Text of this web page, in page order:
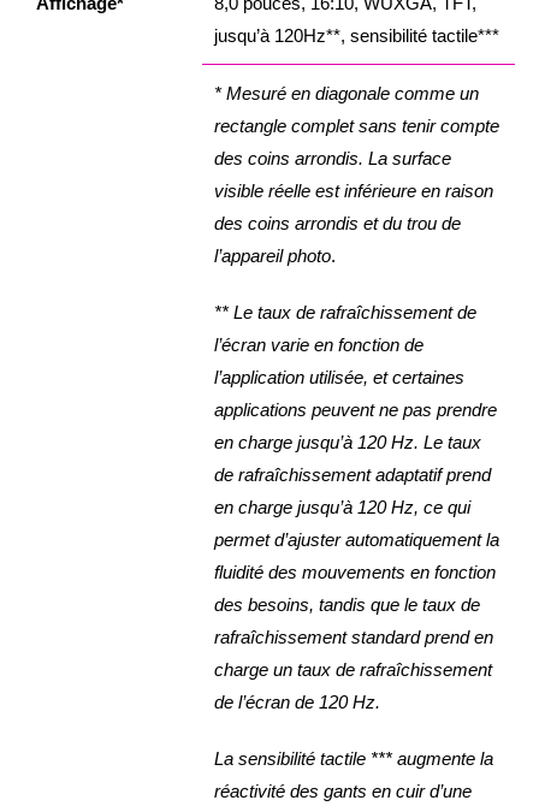
jusqu’à 120Hz**, sensibilité tactile***
* Mesuré en diagonale comme un
rectangle complet sans tenir compte
des coins arrondis. La surface
visible réelle est inférieure en raison
des coins arrondis et du trou de
l’appareil photo.
** Le taux de rafraîchissement de
l’écran varie en fonction de
l’application utilisée, et certaines
applications peuvent ne pas prendre
en charge jusqu’à 120 Hz. Le taux
de rafraîchissement adaptatif prend
en charge jusqu’à 120 Hz, ce qui
permet d’ajuster automatiquement la
fluidité des mouvements en fonction
des besoins, tandis que le taux de
rafraîchissement standard prend en
charge un taux de rafraîchissement
de l’écran de 120 Hz.
La sensibilité tactile *** augmente la
réactivité des gants en cuir d’une